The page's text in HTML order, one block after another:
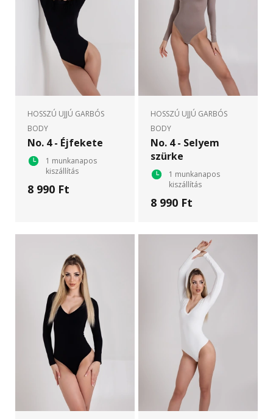
HOSSZÚ UJJÚ GARBÓS
BODY
No. 4 - Éjfekete
1 munkanapos
kiszállítás
8 990 Ft
HOSSZÚ UJJÚ GARBÓS
BODY
No. 4 - Selyem
szürke
1 munkanapos
kiszállítás
8 990 Ft